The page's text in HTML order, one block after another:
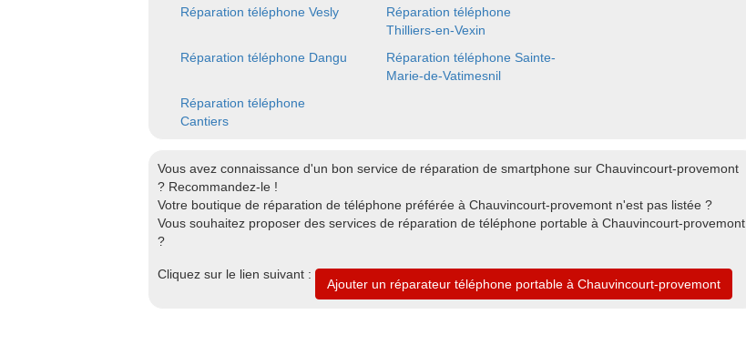
Réparation téléphone Vesly
Réparation téléphone
Thilliers-en-Vexin
Réparation téléphone Dangu
Réparation téléphone Sainte-
Marie-de-Vatimesnil
Réparation téléphone
Cantiers
Vous avez connaissance d'un bon service de réparation de smartphone sur Chauvincourt-provemont
? Recommandez-le !
Votre boutique de réparation de téléphone préférée à Chauvincourt-provemont n'est pas listée ?
Vous souhaitez proposer des services de réparation de téléphone portable à Chauvincourt-provemont
?
Cliquez sur le lien suivant :
Ajouter un réparateur téléphone portable à Chauvincourt-provemont